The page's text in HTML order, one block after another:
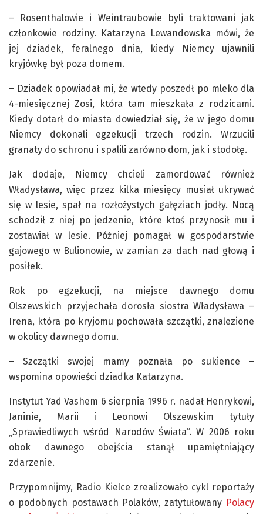
– Rosenthalowie i Weintraubowie byli traktowani jak
członkowie rodziny. Katarzyna Lewandowska mówi, że
jej dziadek, feralnego dnia, kiedy Niemcy ujawnili
kryjówkę był poza domem.
– Dziadek opowiadał mi, że wtedy poszedł po mleko dla
4-miesięcznej Zosi, która tam mieszkała z rodzicami.
Kiedy dotarł do miasta dowiedział się, że w jego domu
Niemcy dokonali egzekucji trzech rodzin. Wrzucili
granaty do schronu i spalili zarówno dom, jak i stodołę.
Jak dodaje, Niemcy chcieli zamordować również
Władysława, więc przez kilka miesięcy musiał ukrywać
się w lesie, spał na rozłożystych gałęziach jodły. Nocą
schodził z niej po jedzenie, które ktoś przynosił mu i
zostawiał w lesie. Później pomagał w gospodarstwie
gajowego w Bulionowie, w zamian za dach nad głową i
posiłek.
Rok po egzekucji, na miejsce dawnego domu
Olszewskich przyjechała dorosła siostra Władysława –
Irena, która po kryjomu pochowała szczątki, znalezione
w okolicy dawnego domu.
– Szczątki swojej mamy poznała po sukience –
wspomina opowieści dziadka Katarzyna.
Instytut Yad Vashem 6 sierpnia 1996 r. nadał Henrykowi,
Janinie, Marii i Leonowi Olszewskim tytuły
„Sprawiedliwych wśród Narodów Świata”. W 2006 roku
obok dawnego obejścia stanął upamiętniający
zdarzenie.
Przypomnijmy, Radio Kielce zrealizowało cykl reportaży
o podobnych postawach Polaków, zatytułowany Polacy